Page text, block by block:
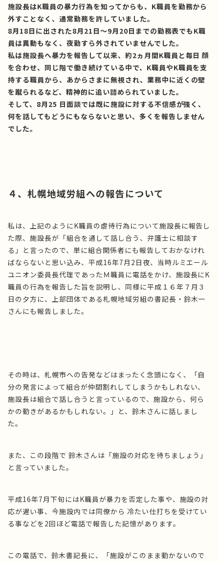
施設長はK職員の暴力行為を知ってからも、K職員を勤務から
外すことなく、通常勤務を許していました。
8月18日に出された8月21日～9月20日までの勤務表でもK職
員は異動もなく、夜勤すら外されていませんでした。
私は施設長へ暴力を報告して以来、約2ヵ月間K職員と毎日 顔
を合わせ、同じ階で働き続けている中で、K職員やK職員を支
持する職員から、あからさまに無視され、業務中に近くの壁
を蹴られるなど、精神的に追い詰められていました。
そして、8月25 日面談では既に施設に対する不信感が強く、
何を話してもどうにもならないと思い、多くを報告しません
でした。
４、札幌地域労組への報告について
私は、上記のようにK職員の虐待行為について施設長に報告し
た際、施設長が「組合を通して話し合う、弁護士に相談す
る」と言ったので、単に組合関係者にも報告しておかなけれ
ばならないと思い込み、平成16年7月2日夜、当時ルミエール
ユニオン委員長代理であったＭ職員に電話をかけ、施設長にK
職員の行為を報告した旨を説明し、同様に平成１６年７月３
日の夕方に、上部団体である札幌地域労組の書記長・鈴木一
さんにも報告しました。
その時は、札幌市への告発などはまったく念頭になく、「自
分の発言によって組合が仲間割れしてしまうかもしれない、
施設長は組合で話し合うと言っているので、施設から、何ら
かの動きがあるかもしれない。」と、鈴木さんに話しまし
た。
また、この段階で 鈴木さんは「施設の対応を待ちましょう」
と言っていました。
平成16年7月下旬にはK職員が暴力を否定した事や、施設の対
応が遅い事、今施設内では同僚から 冷たい仕打ちを受けてい
る事などを2回ほど電話で報告した記憶があります。
この電話で、鈴木書記長に、「施設がこのまま動かないので